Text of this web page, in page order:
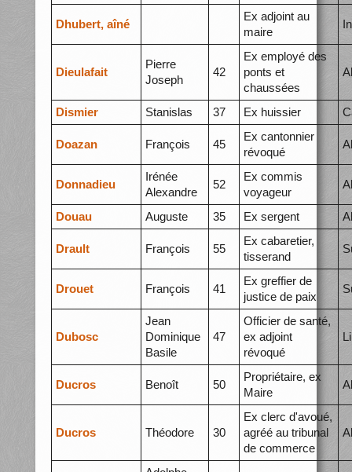
Dhubert, aîné
Ex adjoint au
maire
Dieulafait
Pierre
Joseph
42
Ex employé des
ponts et
chaussées
Dismier Stanislas 37 Ex huissier
Doazan François 45
Ex cantonnier
révoqué
Donnadieu
Irénée
Alexandre
52
Ex commis
voyageur
Douau Auguste 35 Ex sergent
Drault François 55
Ex cabaretier,
tisserand
Drouet François 41
Ex greffier de
justice de paix
Dubosc
Jean
Dominique
Basile
47
Officier de santé,
ex adjoint
révoqué
Ducros Benoît 50
Propriétaire, ex
Maire
Ducros Théodore 30
Ex clerc d'avoué,
agréé au tribunal
de commerce